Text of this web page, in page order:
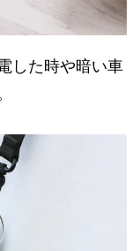
した時や暗い車